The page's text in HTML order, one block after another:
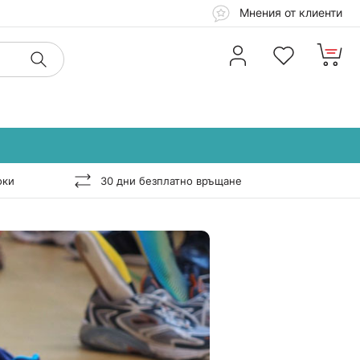
Мнения от клиенти
30 дни безплатно връщане